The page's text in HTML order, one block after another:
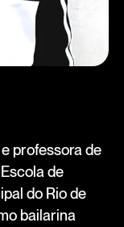
professora de
de
do Rio de
bailarina